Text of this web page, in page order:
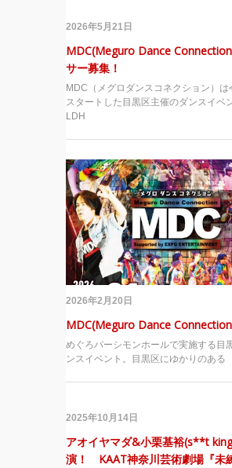
2026年5月21日
MDC(Meguro Dance
サー募集！
MDC（メグロダンスコネクション）は
スタートした目黒区主催のダンスイベ
LDH
2026年2月20日
MDC(Meguro Dance
めぐろパーシモンホールで実施する目
ンスイベント。目黒区にゆかりのある
2025年10月14日
アオイヤマダ&小栗基裕(s**t
演！ KAAT神奈川芸術劇場『未